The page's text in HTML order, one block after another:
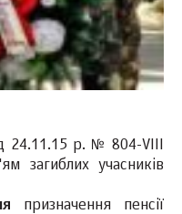
24.11.15 р. № 804-VIII
загиблих учасників
призначення пенсії